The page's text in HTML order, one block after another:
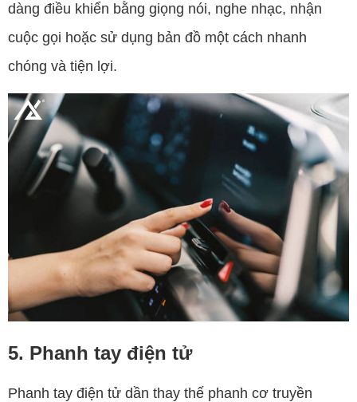
dàng điều khiển bằng giọng nói, nghe nhạc, nhận
cuộc gọi hoặc sử dụng bản đồ một cách nhanh
chóng và tiện lợi.
5. Phanh tay điện tử
Phanh tay điện tử dần thay thế phanh cơ truyền